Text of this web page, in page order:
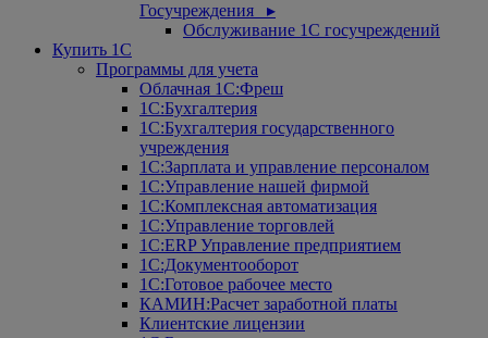
Госучреждения ▸
Обслуживание 1С госучреждений
Купить 1С
Программы для учета
Облачная 1С:Фреш
1С:Бухгалтерия
1С:Бухгалтерия государственного
учреждения
1С:Зарплата и управление персоналом
1С:Управление нашей фирмой
1С:Комплексная автоматизация
1С:Управление торговлей
1С:ERP Управление предприятием
1С:Документооборот
1C:Готовое рабочее место
КАМИН:Расчет заработной платы
Клиентские лицензии